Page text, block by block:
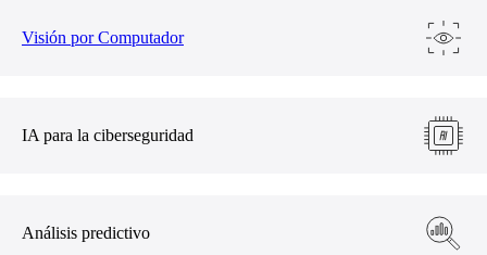
Visión por Computador
IA para la ciberseguridad
Análisis predictivo